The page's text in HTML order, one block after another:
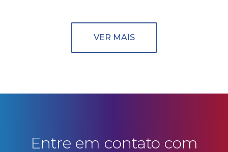
VER MAIS
Entre em contato com